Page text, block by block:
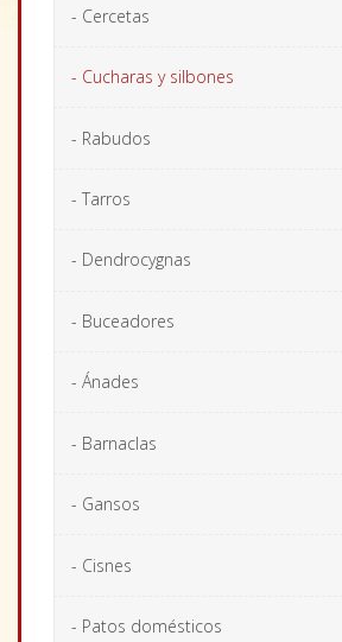
- Cercetas
- Cucharas y silbones
- Rabudos
- Tarros
- Dendrocygnas
- Buceadores
- Ánades
- Barnaclas
- Gansos
- Cisnes
- Patos domésticos